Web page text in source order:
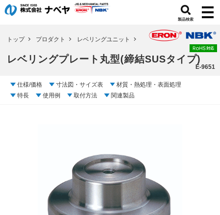
製品検索
トップ プロダクト レベリングユニット
レベリングプレート丸型(締結SUSタイプ)
E-9651
仕様/価格 寸法図・サイズ表
材質・熱処理・表面処理
特長
使用例 取付方法 関連製品